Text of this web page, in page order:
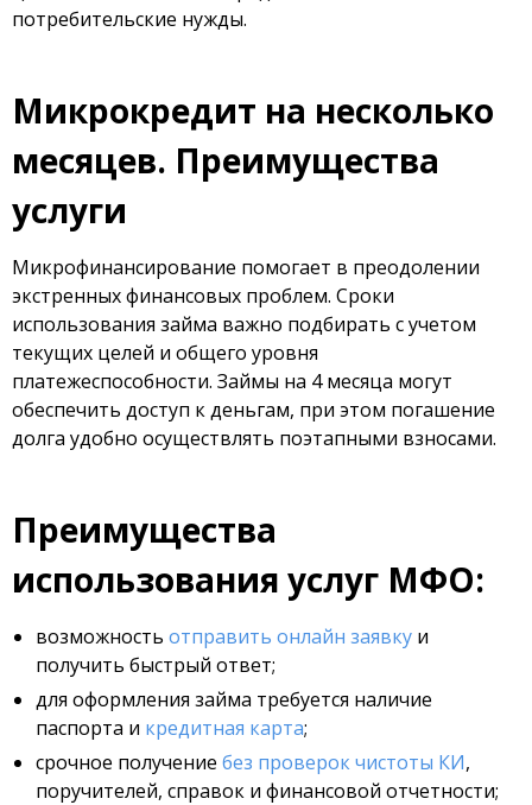
потребительские нужды.
Микрокредит на несколько
месяцев. Преимущества
услуги
Микрофинансирование помогает в преодолении
экстренных финансовых проблем. Сроки
использования займа важно подбирать с учетом
текущих целей и общего уровня
платежеспособности. Займы на 4 месяца могут
обеспечить доступ к деньгам, при этом погашение
долга удобно осуществлять поэтапными взносами.
Преимущества
использования услуг МФО:
возможность отправить онлайн заявку и
получить быстрый ответ;
для оформления займа требуется наличие
паспорта и кредитная карта;
срочное получение без проверок чистоты КИ,
поручителей, справок и финансовой отчетности;